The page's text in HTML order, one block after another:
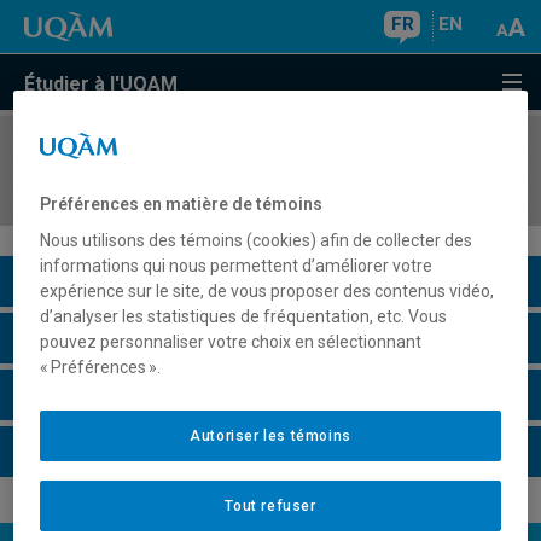
FR EN
Étudier à l'UQAM
COURS//
Description du cours
Horaire - Été 2026
Préférences en matière de témoins
Nous utilisons des témoins (cookies) afin de collecter des
informations qui nous permettent d’améliorer votre
expérience sur le site, de vous proposer des contenus vidéo,
d’analyser les statistiques de fréquentation, etc. Vous
pouvez personnaliser votre choix en sélectionnant
« Préférences ».
Tout refuser
Autoriser les témoins